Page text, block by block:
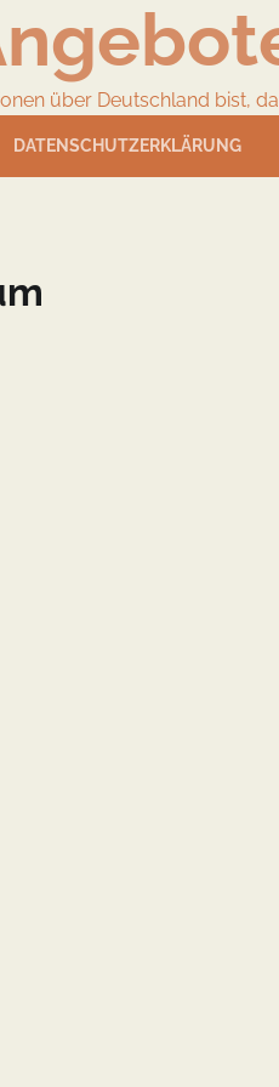
über Deutschland bist,
DATENSCHUTZERKLÄRUNG